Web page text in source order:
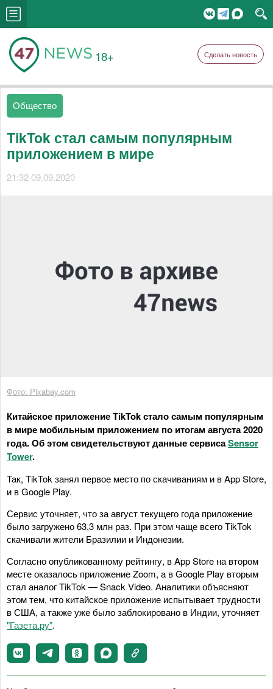
18+ Сделать новость
Общество
TikTok стал самым популярным
приложением в мире
21:32 09.09.2020
Фото: Pixabay.com
Китайское приложение TikTok стало самым популярным
в мире мобильным приложением по итогам августа 2020
года. Об этом свидетельствуют данные сервисаSensor
Tower.
Так, TikTok занял первое место по скачиваниям и в App Store,
и в Google Play.
Сервис уточняет, что за август текущего года приложение
было загружено 63,3 млн раз. При этом чаще всего TikTok
скачивали жители Бразилии и Индонезии.
Согласно опубликованному рейтингу, в App Store на втором
месте оказалось приложение Zoom, а в Google Play вторым
стал аналог TikTok — Snack Video. Аналитики объясняют
этом тем, что китайское приложение испытывает трудности
в США, а также уже было заблокировано в Индии, уточняет
"Газета.ру".